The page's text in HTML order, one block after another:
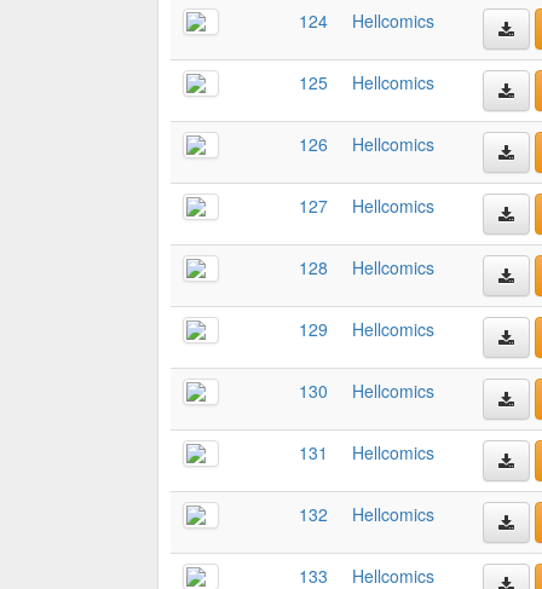
124 Hellcomics
125 Hellcomics
126 Hellcomics
127 Hellcomics
128 Hellcomics
129 Hellcomics
130 Hellcomics
131 Hellcomics
132 Hellcomics
133 Hellcomics